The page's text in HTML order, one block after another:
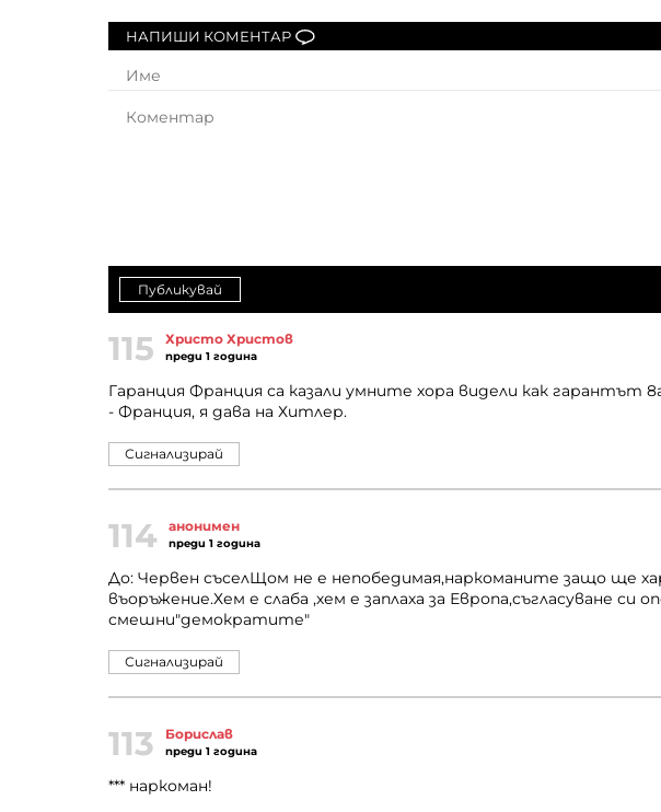
НАПИШИ КОМЕНТАР
Публикувай
115 Христо Христов
преди 1 година
Гаранция Франция са казали умните хора видели как гарантът
- Франция, я дава на Хитлер.
Сигнализирай
114 анонимен
преди 1 година
До: Червен съселЩом не е непобедимая,наркоманите защо ще
въоръжение.Хем е слаба ,хем е заплаха за Европа,съгласуване си
смешни"демократите"
Сигнализирай
113 Борислав
преди 1 година
*** наркоман!